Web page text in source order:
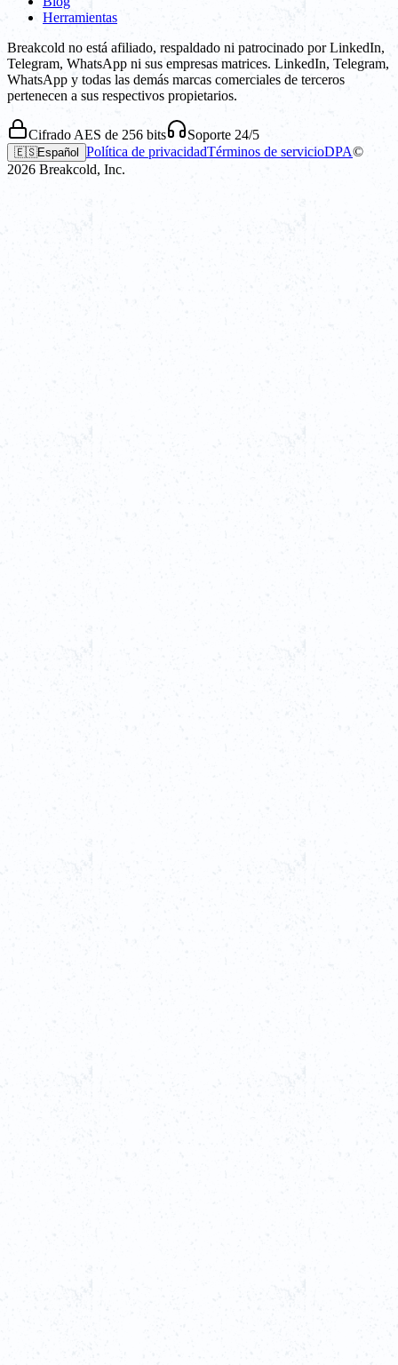
Herramientas
Breakcold no está afiliado, respaldado ni patrocinado por LinkedIn,
Telegram, WhatsApp ni sus empresas matrices. LinkedIn, Telegram,
WhatsApp y todas las demás marcas comerciales de terceros
pertenecen a sus respectivos propietarios.
Cifrado AES de 256 bits Soporte 24/5
🇪🇸Español Política de privacidadTérminos de servicioDPA©
2026 Breakcold, Inc.